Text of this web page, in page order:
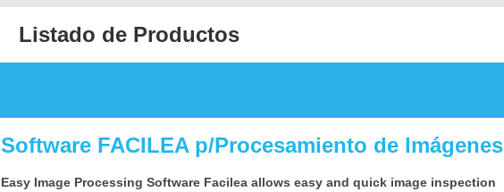
Listado de Productos
Software FACILEA p/Procesamiento de Imágenes
Easy Image Processing Software Facilea allows easy and quick image inspection